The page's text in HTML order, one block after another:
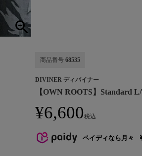
商品番号 68535
DIVINER ディバイナー
【OWN ROOTS】Standard
¥6,600税込
ペイディなら月々